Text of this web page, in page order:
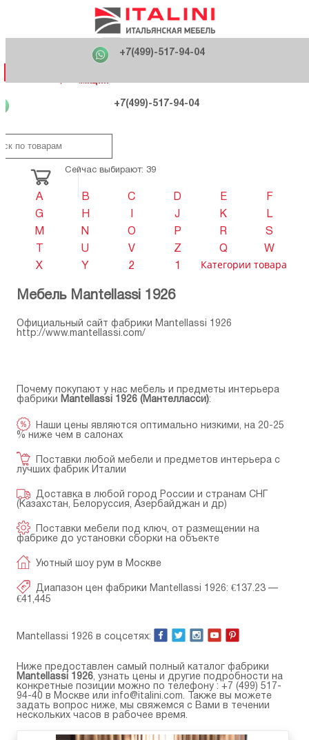
+7(499)-517-94-04
Фабрики
Распродажа
Как купить
О компании
Акция
+7(499)-517-94-04
121170 , г. Москва,
ул. Кутузовский проспект, д. 36 стр.3
+7(499)-517-94-04
Сейчас выбирают: 39
A B C D E
F
G
H J K
L
M
N O P R
S
U V Z Q
W
X
Y 2 1 Категории товара
Мебель Mantellassi 1926
Официальный сайт фабрики Mantellassi 1926
http://www.mantellassi.com/
Почему покупают у нас мебель и предметы интерьера
фабрики Mantellassi 1926 (Мантелласси):
Наши цены являются оптимально низкими, на 20-25
% ниже чем в салонах
Поставки любой мебели и предметов интерьера с
лучших фабрик Италии
Доставка в любой город России и странам СНГ
(Казахстан, Белоруссия, Азербайджан и др)
Поставки мебели под ключ, от размещении на
фабрике до установки сборки на объекте
Уютный шоу рум в Москве
Диапазон цен фабрики Mantellassi 1926: €137.23 —
€41,445
Mantellassi 1926 в соцсетях:
Ниже предоставлен самый полный каталог фабрики
Mantellassi 1926, узнать цены и другие подробности на
конкретные позиции можно по телефону : +7 (499) 517-
94-40 в Москве или info@italini.com. Также вы можете
задать вопрос ниже, мы свяжемся с Вами в течении
нескольких часов в рабочее время.